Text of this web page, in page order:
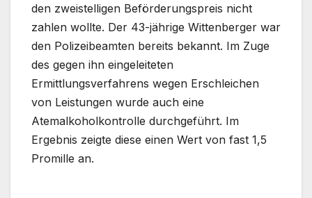
den zweistelligen Beförderungspreis nicht
zahlen wollte. Der 43-jährige Wittenberger war
den Polizeibeamten bereits bekannt. Im Zuge
des gegen ihn eingeleiteten
Ermittlungsverfahrens wegen Erschleichen
von Leistungen wurde auch eine
Atemalkoholkontrolle durchgeführt. Im
Ergebnis zeigte diese einen Wert von fast 1,5
Promille an.